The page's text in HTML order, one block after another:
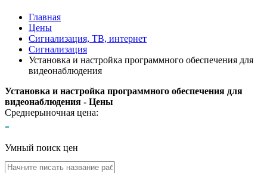
Главная
Цены
Сигнализация, ТВ, интернет
Сигнализация
Установка и настройка программного обеспечения для
видеонаблюдения
Установка и настройка программного обеспечения для
видеонаблюдения - Цены
Среднерыночная цена:
-
Умный поиск цен